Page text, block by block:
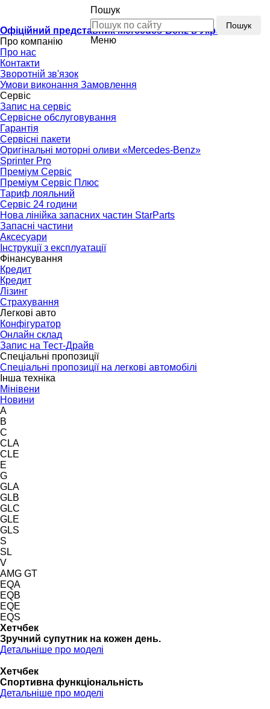
Офіційний представник Mercedes-Benz в Україні
Пошук
Пошук
Меню
Про компанію
Про нас
Контакти
Зворотній зв'язок
Умови виконання Замовлення
Сервіс
Запис на сервіс
Сервісне обслуговування
Гарантія
Сервісні пакети
Оригінальні моторні оливи «Mercedes-Benz»
Sprinter Pro
Преміум Сервіс
Преміум Сервіс Плюс
Тариф лояльний
Сервіс 24 години
Нова лінійка запасних частин StarParts
Запасні частини
Аксесуари
Інструкції з експлуатації
Фінансування
Кредит
Кредит
Лізинг
Страхування
Легкові авто
Конфігуратор
Онлайн склад
Запис на Тест-Драйв
Спеціальні пропозиції
Спеціальні пропозиції на легкові автомобілі
Інша техніка
Мінівени
Новини
A
B
C
CLA
CLE
E
G
GLA
GLB
GLC
GLE
GLS
S
SL
V
AMG GT
EQA
EQB
EQE
EQS
Хетчбек
Зручний супутник на кожен день.
Детальніше про моделі
Хетчбек
Спортивна функціональність
Детальніше про моделі